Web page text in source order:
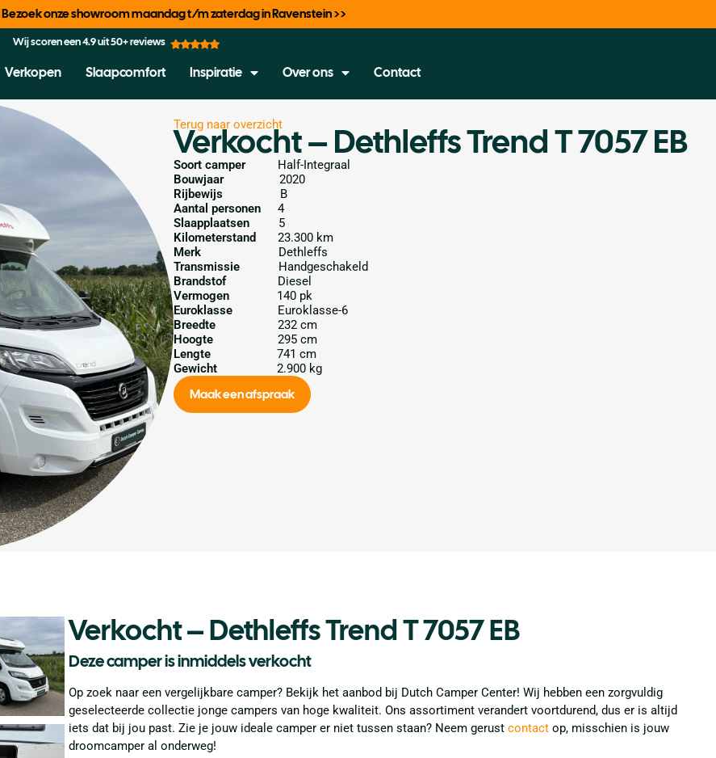
Bezoek onze showroom maandag t/m zaterdag in Ravenstein >>
Wij scoren een 4.9 uit 50+ reviews
Verkopen Slaapcomfort Inspiratie Over ons Contact
Terug naar overzicht
Verkocht – Dethleffs Trend T 7057 EB
Soort camper
Half-Integraal
Bouwjaar
2020
Rijbewijs
B
Aantal personen
4
Slaapplaatsen
5
Kilometerstand
23.300 km
Merk
Dethleffs
Transmissie
Handgeschakeld
Brandstof
Diesel
Vermogen
140 pk
Euroklasse
Euroklasse-6
Breedte
232 cm
Hoogte
295 cm
Lengte
741 cm
Gewicht
2.900 kg
Maak een afspraak
Verkocht – Dethleffs Trend T 7057 EB
Deze camper is inmiddels verkocht
Op zoek naar een vergelijkbare camper? Bekijk het aanbod bij Dutch Camper Center! Wij hebben een zorgvuldig
geselecteerde collectie jonge campers van hoge kwaliteit. Ons assortiment verandert voortdurend, dus er is altijd
iets dat bij jou past. Zie je jouw ideale camper er niet tussen staan? Neem gerust contactop, misschien is jouw
droomcamper al onderweg!